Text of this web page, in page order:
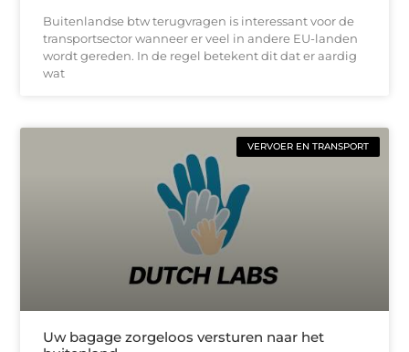
Buitenlandse btw terugvragen is interessant voor de
transportsector wanneer er veel in andere EU-landen
wordt gereden. In de regel betekent dit dat er aardig
wat
VERVOER EN TRANSPORT
Uw bagage zorgeloos versturen naar het